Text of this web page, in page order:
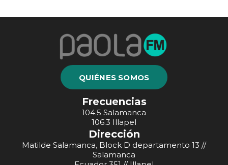
QUIÉNES SOMOS
Frecuencias
104.5 Salamanca
106.3 Illapel
Dirección
Matilde Salamanca, Block D departamento 13 //
Salamanca